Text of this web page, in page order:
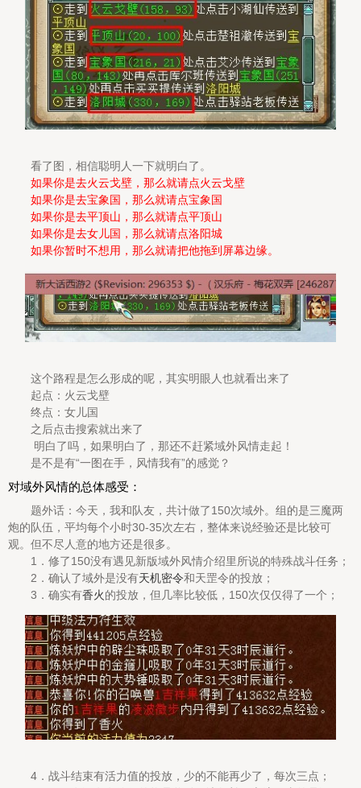
看了图，相信聪明人一下就明白了。
如果你是去火云戈壁，那么就请点火云戈壁
如果你是去宝象国，那么就请点宝象国
如果你是去平顶山，那么就请点平顶山
如果你是去女儿国，那么就请点洛阳城
如果你暂时不想用，那么就请把他拖到屏幕边缘。
这个路程是怎么形成的呢，其实明眼人也就看出来了
起点：火云戈壁
终点：女儿国
之后点击搜索就出来了
明白了吗，如果明白了，那还不赶紧域外风情走起！
是不是有“一图在手，风情我有”的感觉？
对域外风情的总体感受：
题外话：今天，我和队友，共计做了150次域外。组的是三魔两
炮的队伍，平均每个小时30-35次左右，整体来说经验还是比较可
观。但不尽人意的地方还是很多。
1．修了150没有遇见新版域外风情介绍里所说的特殊战斗任务；
2．确认了域外是没有天机密令和天罡令的投放；
3．确实有香火的投放，但几率比较低，150次仅仅得了一个；
4．战斗结束有活力值的投放，少的不能再少了，每次三点；